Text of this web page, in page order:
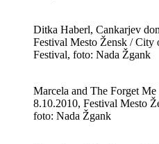
Ditka Haberl, Cankarjev
Festival Mesto Žensk / City
Festival, foto: Nada Žgank
Marcela and The Forget
8.10.2010, Festival Mesto
foto: Nada Žgank